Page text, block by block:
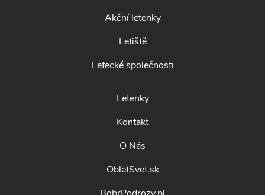
Akční letenky
Letiště
Letecké společnosti
Letenky
Kontakt
O Nás
ObletSvet.sk